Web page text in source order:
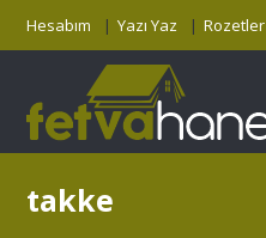
Hesabım Yazı Yaz Rozetler
takke